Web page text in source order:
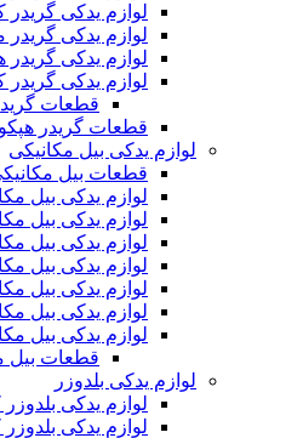
لوازم یدکی گریدر کوماتسو
لوازم یدکی گریدر میتسوبیشی
لوازم یدکی گریدر هپکو
لوازم یدکی گریدر کاترپیلار
قطعات گریدر کاترپیلار
قطعات گریدر هپکو
لوازم یدکی بیل مکانیکی
قطعات بیل مکانیکی هیوندا
لوازم یدکی بیل مکانیکی هپکو
لوازم یدکی بیل مکانیکی ولوو
لوازم یدکی بیل مکانیکی
لوازم یدکی بیل مکانیکی
لوازم یدکی بیل مکانیکی
لوازم یدکی بیل مکانیکی
لوازم یدکی بیل مکانیکی
قطعات بیل مکانیکی
لوازم یدکی بلدوزر
لوازم یدکی بلدوزر کاترپیلار
لوازم یدکی بلدوزر کوماتسو